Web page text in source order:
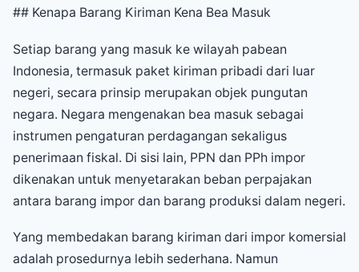
## Kenapa Barang Kiriman Kena Bea Masuk
Setiap barang yang masuk ke wilayah pabean
Indonesia, termasuk paket kiriman pribadi dari luar
negeri, secara prinsip merupakan objek pungutan
negara. Negara mengenakan bea masuk sebagai
instrumen pengaturan perdagangan sekaligus
penerimaan fiskal. Di sisi lain, PPN dan PPh impor
dikenakan untuk menyetarakan beban perpajakan
antara barang impor dan barang produksi dalam negeri.
Yang membedakan barang kiriman dari impor komersial
adalah prosedurnya lebih sederhana. Namun